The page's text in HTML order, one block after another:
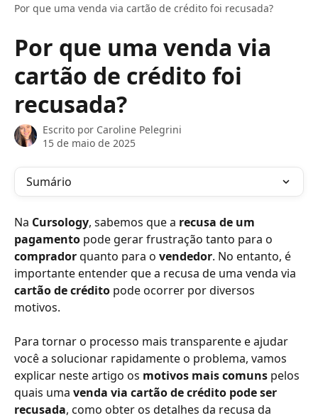
Por que uma venda via cartão de crédito foi recusada?
Por que uma venda via
cartão de crédito foi
recusada?
Escrito por Caroline Pelegrini
15 de maio de 2025
Sumário
Na Cursology, sabemos que a recusa de um
pagamento pode gerar frustração tanto para o
comprador quanto para o vendedor. No entanto, é
importante entender que a recusa de uma venda via
cartão de crédito pode ocorrer por diversos
motivos.
Para tornar o processo mais transparente e ajudar
você a solucionar rapidamente o problema, vamos
explicar neste artigo os motivos mais comuns pelos
quais uma venda via cartão de crédito pode ser
recusada, como obter os detalhes da recusa da